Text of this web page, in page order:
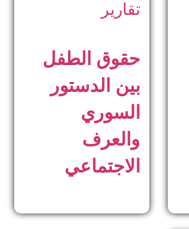
تقارير
حقوق الطفل
بين الدستور
السوري
والعرف
الاجتماعي